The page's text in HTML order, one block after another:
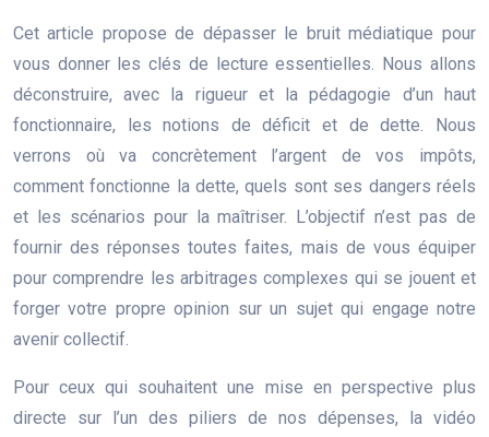
Cet article propose de dépasser le bruit médiatique pour
vous donner les clés de lecture essentielles. Nous allons
déconstruire, avec la rigueur et la pédagogie d’un haut
fonctionnaire, les notions de déficit et de dette. Nous
verrons où va concrètement l’argent de vos impôts,
comment fonctionne la dette, quels sont ses dangers réels
et les scénarios pour la maîtriser. L’objectif n’est pas de
fournir des réponses toutes faites, mais de vous équiper
pour comprendre les arbitrages complexes qui se jouent et
forger votre propre opinion sur un sujet qui engage notre
avenir collectif.
Pour ceux qui souhaitent une mise en perspective plus
directe sur l’un des piliers de nos dépenses, la vidéo